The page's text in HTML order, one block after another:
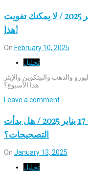
التحليل الفني الأسبوعي 17 – 21 فبراير 2025 / لا يمكنك تفويت
هذا!
On February 10, 2025
تحليل
والذهب والبيتكوين والإيثر
هذا الأسبوع؟
Leave a comment
التحليل الفني الأسبوعي 13 – 17 يناير 2025 / هل بدأت
التصحيحات؟
On January 13, 2025
تحليل